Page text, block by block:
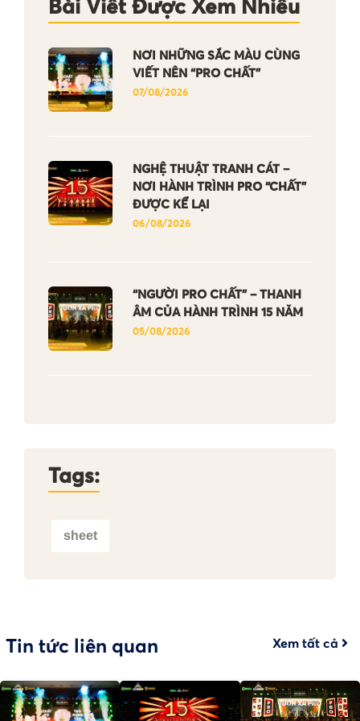
Bài Viết Được Xem Nhiều
NƠI NHỮNG SẮC MÀU CÙNG
VIẾT NÊN “PRO CHẤT”
07/08/2026
NGHỆ THUẬT TRANH CÁT –
NƠI HÀNH TRÌNH PRO “CHẤT”
ĐƯỢC KỂ LẠI
06/08/2026
“NGƯỜI PRO CHẤT” – THANH
ÂM CỦA HÀNH TRÌNH 15 NĂM
05/08/2026
Tags:
sheet
Tin tức liên quan Xem tất cả